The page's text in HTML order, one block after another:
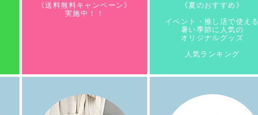
《送料無料キャンペーン》
実施中！！
《夏のおすすめ》
イベント・推し活で使える
暑い季節に人気の
オリジナルグッズ
人気ランキング
《夏のおすすめ》